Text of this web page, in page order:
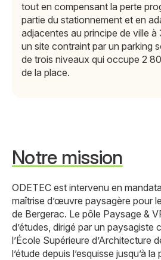
tout en compensant la perte
partie du stationnement et en
adjacentes au principe de ville
un site contraint par un parking
de trois niveaux qui occupe 2
de la place.
Notre mission
ODETEC est intervenu en
maîtrise d’œuvre paysagère pour
de Bergerac. Le pôle Paysage &
d’études, dirigé par un paysagiste
l’École Supérieure d’Architecture
l’étude depuis l’esquisse jusqu’à